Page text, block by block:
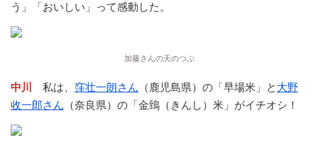
う」「おいしい」って感動した。
加藤さんの天のつぶ
中川 私は、 窪壮一朗さん （鹿児島県）の「早場米」と 大野
收一郎さん （奈良県）の「金鵄（きんし）米」がイチオシ！